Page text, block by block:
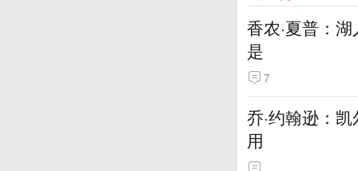
香农·夏普：
是
7
乔·约翰逊：
用